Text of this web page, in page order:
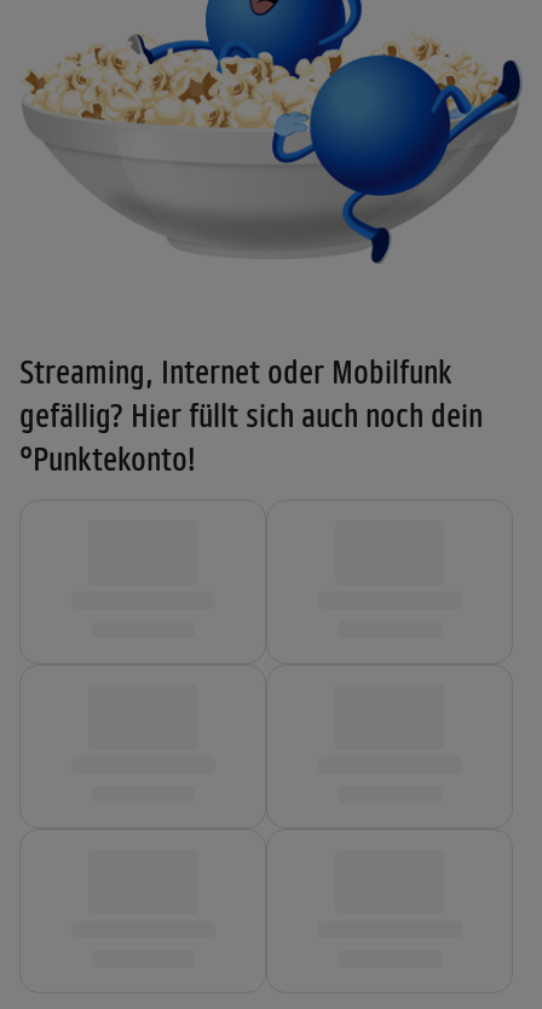
Streaming, Internet oder Mobilfunk
gefällig? Hier füllt sich auch noch dein
°Punktekonto!